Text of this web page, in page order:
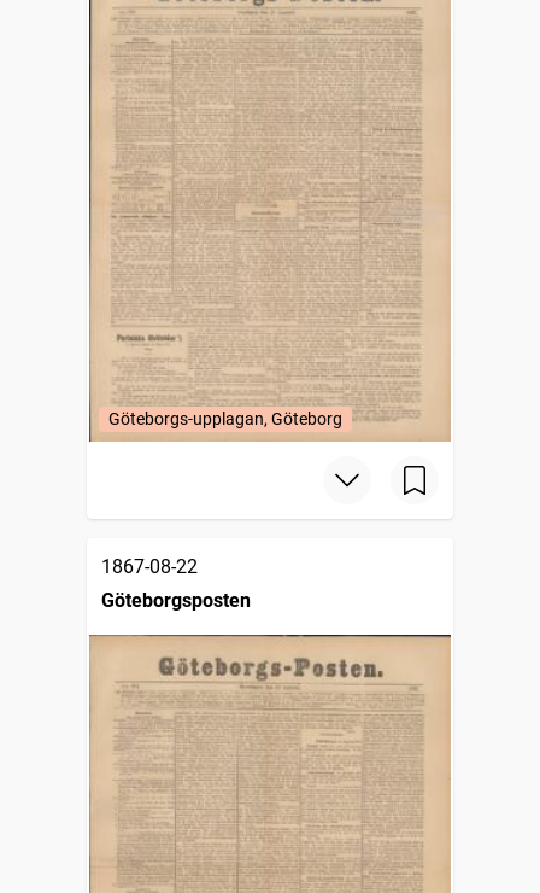
Göteborgs-upplagan, Göteborg
1867-08-22
Göteborgsposten